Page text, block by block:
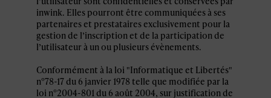
inwink. Elles pourront être communiquées à ses
partenaires et prestataires exclusivement pour la
gestion de l’inscription et de la participation de
l’utilisateur à un ou plusieurs évènements.
Conformément à la loi "Informatique et Libertés"
n°78-17 du 6 janvier 1978 telle que modifiée par la
loi n°2004-801 du 6 août 2004, sur justification de